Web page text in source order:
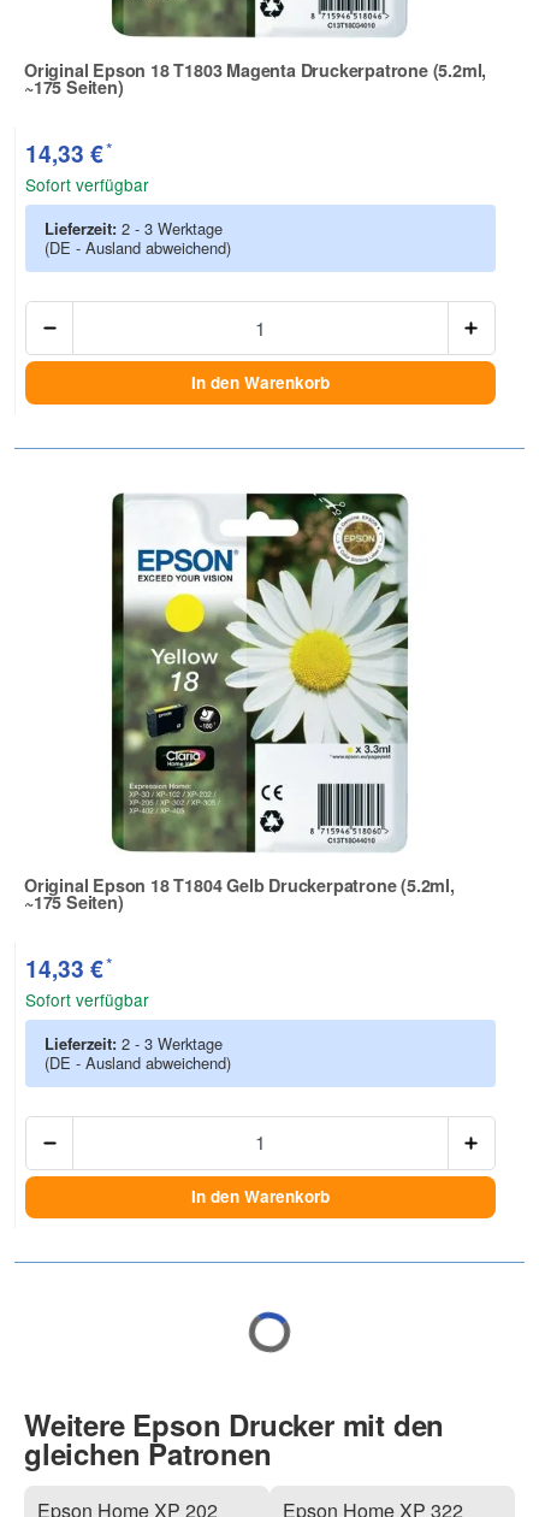
Original Epson 18 T1803 Magenta Druckerpatrone (5.2ml,
~175 Seiten)
Zur Artikelbewertung
14,33 €*
Sofort verfügbar
Lieferzeit: 2 - 3 Werktage
(DE - Ausland abweichend)
In den Warenkorb
Original Epson 18 T1804 Gelb Druckerpatrone (5.2ml,
~175 Seiten)
Zur Artikelbewertung
14,33 €*
Sofort verfügbar
Lieferzeit: 2 - 3 Werktage
(DE - Ausland abweichend)
In den Warenkorb
Weitere Epson Drucker mit den
gleichen Patronen
Epson Home XP 202 Epson Home XP 322